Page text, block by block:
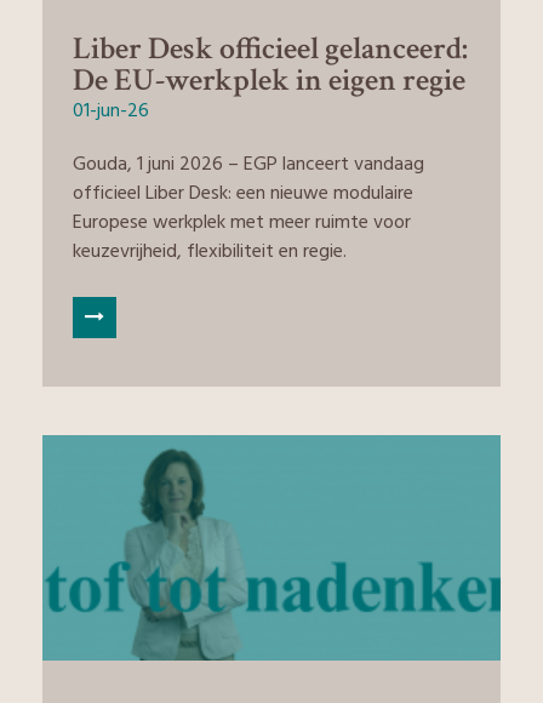
Liber Desk officieel gelanceerd:
De EU-werkplek in eigen regie
01-jun-26
Gouda, 1 juni 2026 – EGP lanceert vandaag
officieel Liber Desk: een nieuwe modulaire
Europese werkplek met meer ruimte voor
keuzevrijheid, flexibiliteit en regie.